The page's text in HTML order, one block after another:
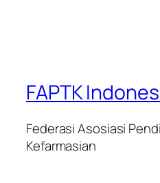
FAPTK
Federasi Asosiasi
Kefarmasian